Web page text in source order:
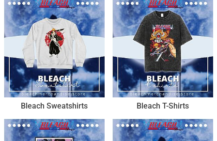
Bleach Sweatshirts Bleach T-Shirts